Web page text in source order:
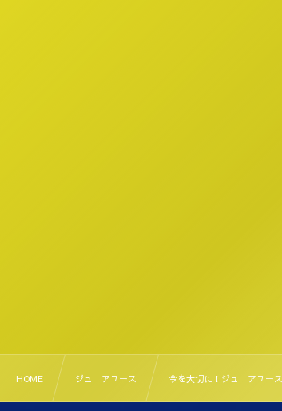
HOME ジュニアユース 今を大切に！ジュニアユース